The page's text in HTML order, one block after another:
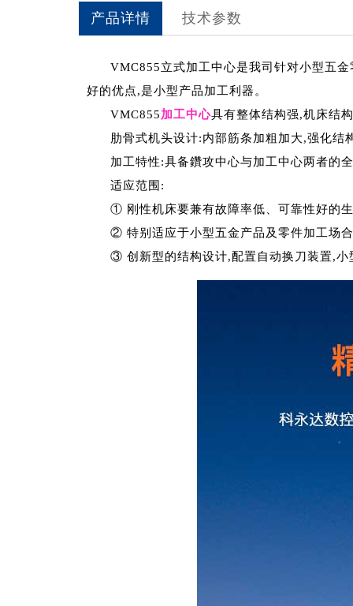
产品详情 技术参数
VMC855立式加工中心是我司针对小型五
好的优点,是小型产品加工利器。
VMC855加工中心具有整体结构强,机床结
肋骨式机头设计:内部筋条加粗加大,强化结
加工特性:具备鑽攻中心与加工中心两者的
适应范围:
① 刚性机床要兼有故障率低、可靠性好的
② 特别适应于小型五金产品及零件加工场
③ 创新型的结构设计,配置自动换刀装置,小